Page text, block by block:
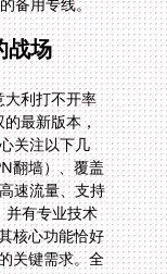
战场
利打不开率
最新版本，
关注以下几
翻墙）、覆盖
速流量、支持
并有专业技术
核心功能恰好
海外手游、端游加速的关键需求。全
路由；全平台支持实现多端无缝切
合独享带宽应对高强度游戏所需；军